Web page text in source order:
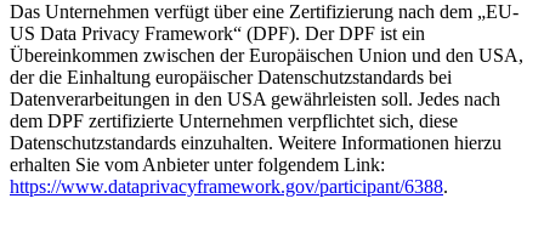
Das Unternehmen verfügt über eine Zertifizierung nach dem „EU-
US Data Privacy Framework“ (DPF). Der DPF ist ein
Übereinkommen zwischen der Europäischen Union und den USA,
der die Einhaltung europäischer Datenschutzstandards bei
Datenverarbeitungen in den USA gewährleisten soll. Jedes nach
dem DPF zertifizierte Unternehmen verpflichtet sich, diese
Datenschutzstandards einzuhalten. Weitere Informationen hierzu
erhalten Sie vom Anbieter unter folgendem Link:
https://www.dataprivacyframework.gov/participant/6388.